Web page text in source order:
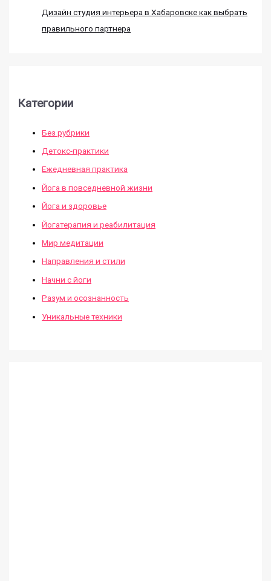
Дизайн студия интерьера в Хабаровске как выбрать
правильного партнера
Категории
Без рубрики
Детокс-практики
Ежедневная практика
Йога в повседневной жизни
Йога и здоровье
Йогатерапия и реабилитация
Мир медитации
Направления и стили
Начни с йоги
Разум и осознанность
Уникальные техники